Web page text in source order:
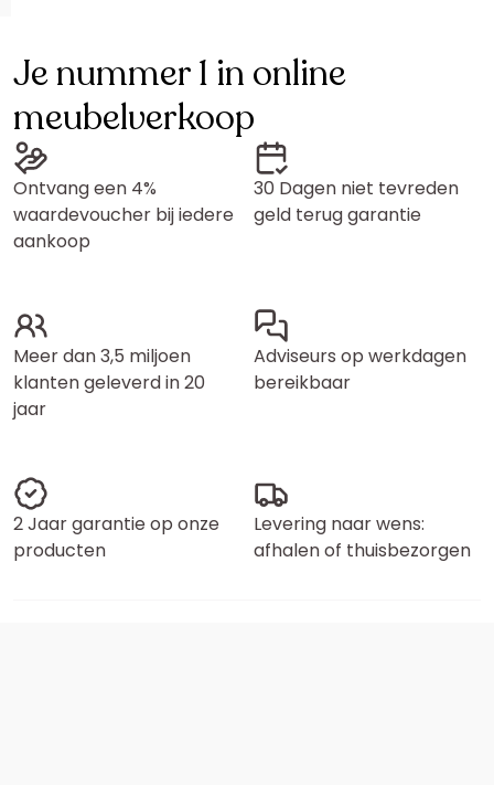
Je nummer 1 in online
meubelverkoop
Ontvang een 4%
waardevoucher bij iedere
aankoop
30 Dagen niet tevreden
geld terug garantie
Meer dan 3,5 miljoen
klanten geleverd in 20
jaar
Adviseurs op werkdagen
bereikbaar
2 Jaar garantie op onze
producten
Levering naar wens:
afhalen of thuisbezorgen